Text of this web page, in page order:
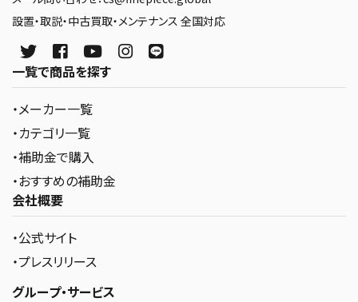
設置・取説・中古買取・メンテナンス 全国対応
一覧で商品を探す
・メーカー一覧
・カテゴリ一覧
・補助金で購入
・おすすめの補助金
会社概要
・公式サイト
・プレスリリース
グループ・サービス